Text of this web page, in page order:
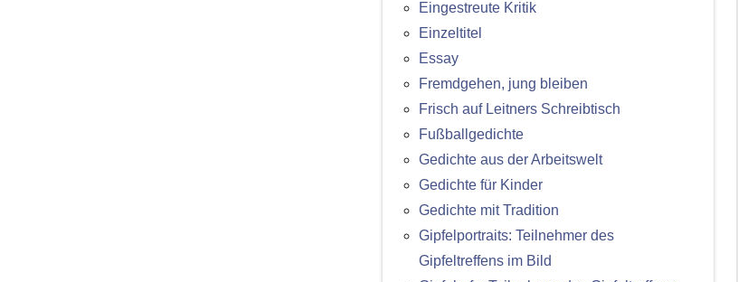
Eingestreute Kritik
Einzeltitel
Essay
Fremdgehen, jung bleiben
Frisch auf Leitners Schreibtisch
Fußballgedichte
Gedichte aus der Arbeitswelt
Gedichte für Kinder
Gedichte mit Tradition
Gipfelportraits: Teilnehmer des
Gipfeltreffens im Bild